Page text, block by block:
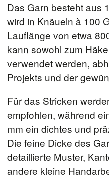
Das Garn besteht aus
wird in Knäueln à 100
Lauflänge von etwa
kann sowohl zum
verwendet werden,
Projekts und der
Für das Stricken
empfohlen, während
mm ein dichtes und
Die feine Dicke des
detaillierte Muster,
andere kleine